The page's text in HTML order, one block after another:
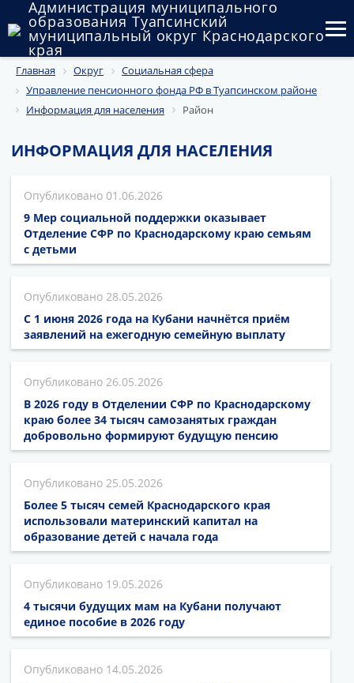
Администрация муниципального
образования Туапсинский
муниципальный округ Краснодарского
края
Округ
Администрация
Муниципальные закупки
Муниципальное имущество
Публичные слушания и общественные обсуждения
Главная Округ
Социальная сфера
Управление пенсионного фонда РФ в Туапсинском районе
Информация для населения
Район
ИНФОРМАЦИЯ ДЛЯ НАСЕЛЕНИЯ
01.06.2026
9 Мер социальной поддержки оказывает
Отделение СФР по Краснодарскому краю семьям
с детьми
28.05.2026
С 1 июня 2026 года на Кубани начнётся приём
заявлений на ежегодную семейную выплату
26.05.2026
В 2026 году в Отделении СФР по Краснодарскому
краю более 34 тысяч самозанятых граждан
добровольно формируют будущую пенсию
25.05.2026
Более 5 тысяч семей Краснодарского края
использовали материнский капитал на
образование детей с начала года
19.05.2026
4 тысячи будущих мам на Кубани получают
единое пособие в 2026 году
14.05.2026